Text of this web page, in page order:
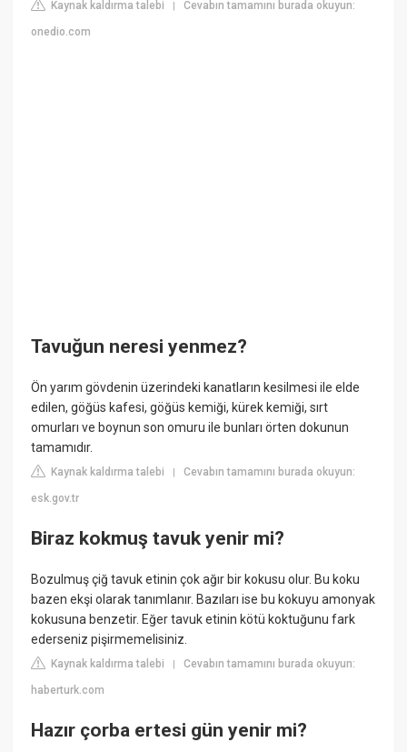
Kaynak kaldırma talebi |Cevabın tamamını burada okuyun:
onedio.com
Tavuğun neresi yenmez?
Ön yarım gövdenin üzerindeki kanatların kesilmesi ile elde
edilen, göğüs kafesi, göğüs kemiği, kürek kemiği, sırt
omurları ve boynun son omuru ile bunları örten dokunun
tamamıdır.
Kaynak kaldırma talebi |Cevabın tamamını burada okuyun:
esk.gov.tr
Biraz kokmuş tavuk yenir mi?
Bozulmuş çiğ tavuk etinin çok ağır bir kokusu olur. Bu koku
bazen ekşi olarak tanımlanır. Bazıları ise bu kokuyu amonyak
kokusuna benzetir. Eğer tavuk etinin kötü koktuğunu fark
ederseniz pişirmemelisiniz.
Kaynak kaldırma talebi |Cevabın tamamını burada okuyun:
haberturk.com
Hazır çorba ertesi gün yenir mi?